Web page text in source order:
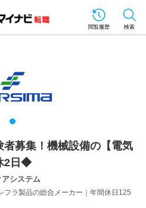
閲覧履歴 検索
者募集！機械設備の【電気
2日◆
システム
フラ製品の総合メーカー｜年間休日125